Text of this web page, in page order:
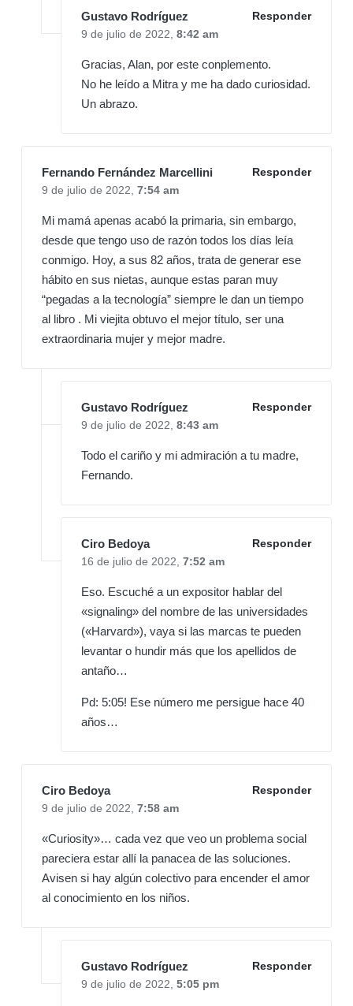
Gustavo Rodríguez
Responder
9 de julio de 2022, 8:42 am
Gracias, Alan, por este conplemento.
No he leído a Mitra y me ha dado curiosidad.
Un abrazo.
Fernando Fernández Marcellini
Responder
9 de julio de 2022, 7:54 am
Mi mamá apenas acabó la primaria, sin embargo,
desde que tengo uso de razón todos los días leía
conmigo. Hoy, a sus 82 años, trata de generar ese
hábito en sus nietas, aunque estas paran muy
“pegadas a la tecnología” siempre le dan un tiempo
al libro . Mi viejita obtuvo el mejor título, ser una
extraordinaria mujer y mejor madre.
Gustavo Rodríguez
Responder
9 de julio de 2022, 8:43 am
Todo el cariño y mi admiración a tu madre,
Fernando.
Ciro Bedoya
Responder
16 de julio de 2022, 7:52 am
Eso. Escuché a un expositor hablar del
«signaling» del nombre de las universidades
(«Harvard»), vaya si las marcas te pueden
levantar o hundir más que los apellidos de
antaño…
Pd: 5:05! Ese número me persigue hace 40
años…
Ciro Bedoya
Responder
9 de julio de 2022, 7:58 am
«Curiosity»… cada vez que veo un problema social
pareciera estar allí la panacea de las soluciones.
Avisen si hay algún colectivo para encender el amor
al conocimiento en los niños.
Gustavo Rodríguez
Responder
9 de julio de 2022, 5:05 pm